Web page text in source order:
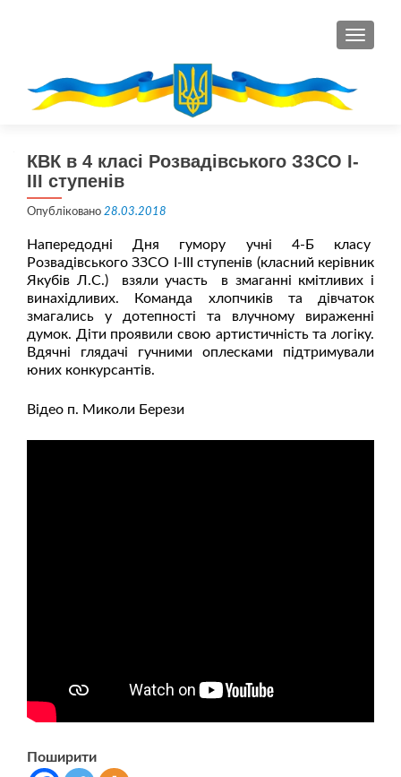
КВК в 4 класі Розвадівського ЗЗСО І-
ІІІ ступенів
Опубліковано 28.03.2018
Напередодні Дня гумору учні 4-Б класу
Розвадівського ЗЗСО І-ІІІ ступенів (класний керівник
Якубів Л.С.) взяли участь в змаганні кмітливих і
винахідливих. Команда хлопчиків та дівчаток
змагались у дотепності та влучному вираженні
думок. Діти проявили свою артистичність та логіку.
Вдячні глядачі гучними оплесками підтримували
юних конкурсантів.
Відео п. Миколи Берези
Поширити